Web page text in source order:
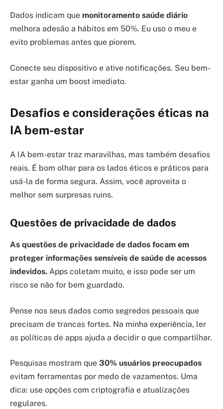
Dados indicam que monitoramento saúde diário
melhora adesão a hábitos em 50%. Eu uso o meu e
evito problemas antes que piorem.
Conecte seu dispositivo e ative notificações. Seu bem-
estar ganha um boost imediato.
Desafios e considerações éticas na
IA bem-estar
A IA bem-estar traz maravilhas, mas também desafios
reais. É bom olhar para os lados éticos e práticos para
usá-la de forma segura. Assim, você aproveita o
melhor sem surpresas ruins.
Questões de privacidade de dados
As questões de privacidade de dados focam em
proteger informações sensíveis de saúde de acessos
indevidos. Apps coletam muito, e isso pode ser um
risco se não for bem guardado.
Pense nos seus dados como segredos pessoais que
precisam de trancas fortes. Na minha experiência, ler
as políticas de apps ajuda a decidir o que compartilhar.
Pesquisas mostram que 30% usuários preocupados
evitam ferramentas por medo de vazamentos. Uma
dica: use opções com criptografia e atualizações
regulares.